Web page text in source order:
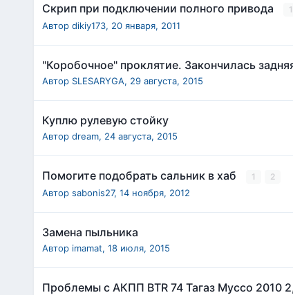
Скрип при подключении полного привода 1
Автор dikiy173, 20 января, 2011
"Коробочное" проклятие. Закончилась
Автор SLESARYGA, 29 августа, 2015
Куплю рулевую стойку
Автор dream, 24 августа, 2015
Помогите подобрать сальник в хаб 1 2
Автор sabonis27, 14 ноября, 2012
Замена пыльника
Автор imamat, 18 июля, 2015
Проблемы с АКПП BTR 74 Тагаз Муссо 2010